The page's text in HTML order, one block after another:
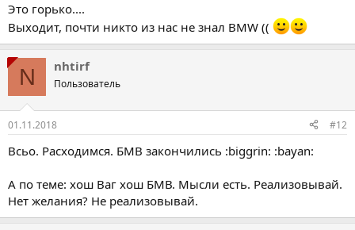
Это горько....
Выходит, почти никто из нас не знал BMW ((
N nhtirf
Пользователь
01.11.2018 #12
Всьо. Расходимся. БМВ закончились :biggrin: :bayan:
А по теме: хош Ваг хош БМВ. Мысли есть. Реализовывай.
Нет желания? Не реализовывай.